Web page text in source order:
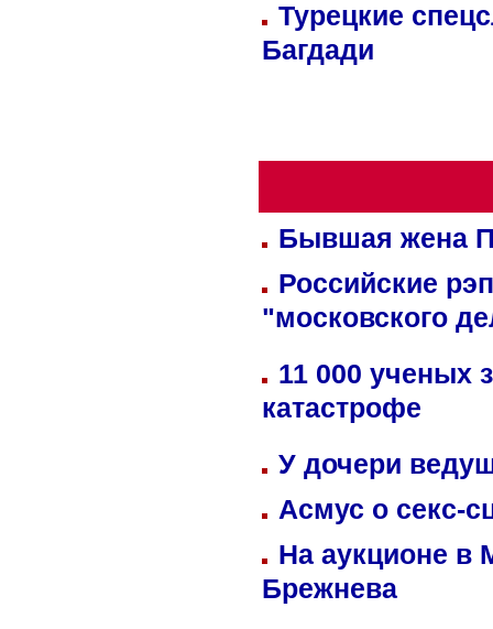
Турецкие
Багдади
Бывшая жена
Российские
"московского
11 000 ученых
катастрофе
У дочери
Асмус о секс-
На аукционе в
Брежнева